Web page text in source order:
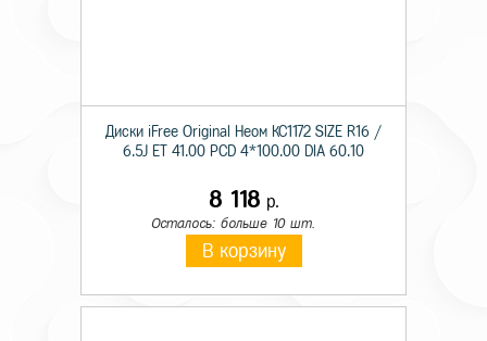
Диски iFree Original Неом КС1172 SIZE R16 /
6.5J ET 41.00 PCD 4*100.00 DIA 60.10
8 118 р.
Осталось: больше 10 шт.
В корзину